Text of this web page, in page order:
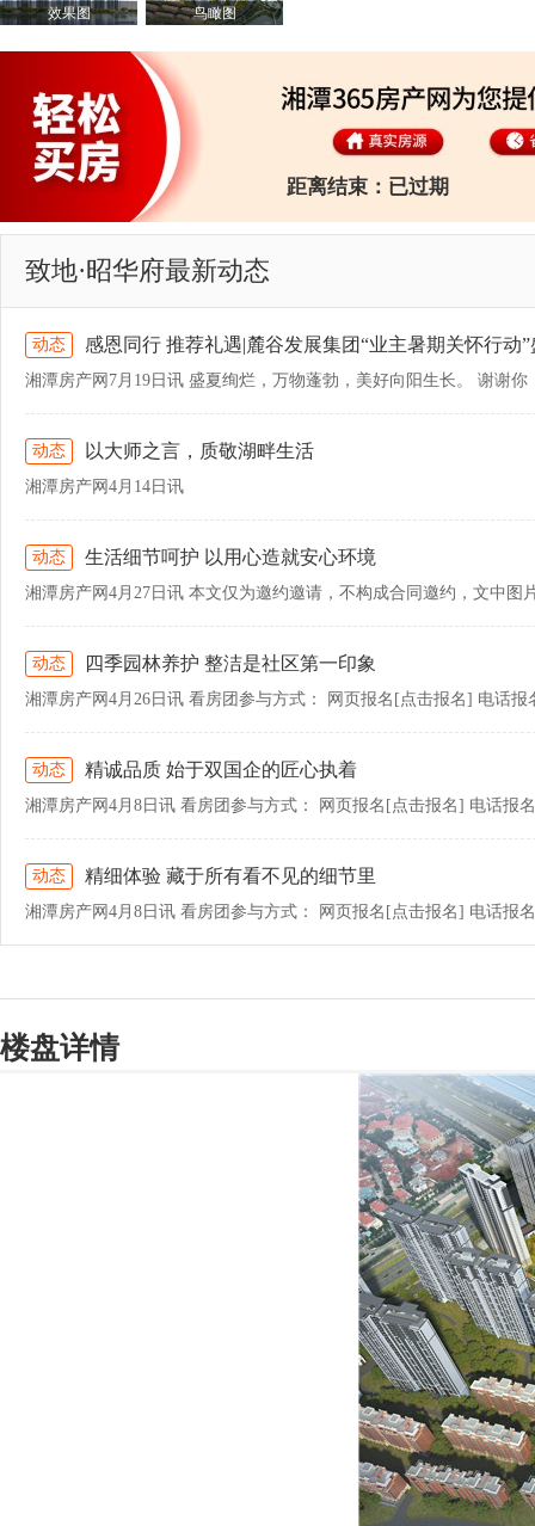
效果图 鸟瞰图
距离结束： 已过期
致地·昭华府最新动态
动态 感恩同行 推荐礼遇|麓谷发展集团“业主暑期关怀行动”
动态 以大师之言，质敬湖畔生活
湘潭房产网4月14日讯
动态 生活细节呵护 以用心造就安心环境
动态 四季园林养护 整洁是社区第一印象
湘潭房产网4月26日讯 看房团参与方式： 网页报名[点击报名] 电话报
动态 精诚品质 始于双国企的匠心执着
动态 精细体验 藏于所有看不见的细节里
楼盘详情